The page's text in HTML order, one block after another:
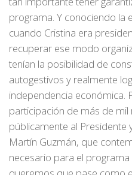
programa. Y conociendo la
cuando Cristina era
recuperar ese modo
tenían la posibilidad de
autogestivos y realmente
independencia económica.
participación de más de mil
públicamente al Presidente
Martín Guzmán, que
necesario para el